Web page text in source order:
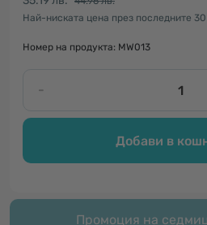
Най-ниската цена през последните 30
Номер на продукта: MW013
-
Добави в
Промоция на